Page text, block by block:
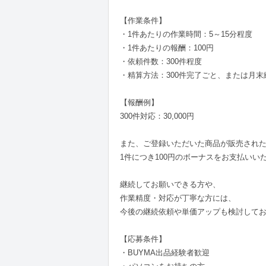
【作業条件】
・1件あたりの作業時間：5～15分程度
・1件あたりの報酬：100円
・依頼件数：300件程度
・精算方法：300件完了ごと、または月末
【報酬例】
300件対応：30,000円
また、ご登録いただいた商品が販売された
1件につき100円のボーナスをお支払いい
継続してお願いできる方や、
作業精度・対応が丁寧な方には、
今後の継続依頼や単価アップも検討してお
【応募条件】
・BUYMA出品経験者歓迎